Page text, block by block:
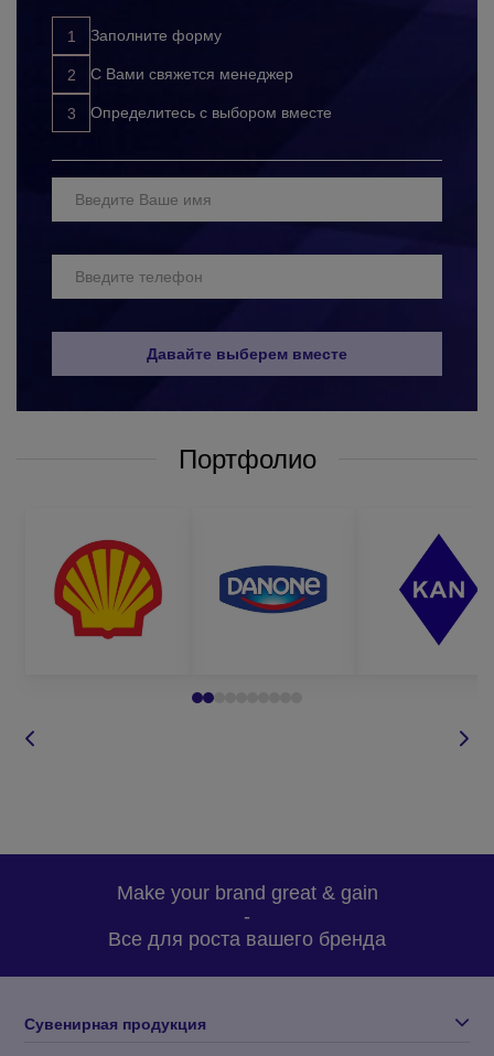
повышаете лояльность к компании сбоку сотрудников;
развиваете корпоративную культуру;
продвигаете свой бренд с помощью дополнительной
рекламы.
Выбор материалов для пошива или изготовления сигнальных
изделия должны быть максимально качественными и
человека в движениях. Качественные материалы и технологии
пошива светоотражающих кепок оптом не позволят
дискомфорт от ношения таких изделий. Конечно, очень
сложно определить универсальный состав защитной одежды,
который подошел бы всем. Но самыми распространенными
светоотражающие штаны;
комбинезоны сигнальные.
Все это лишь небольшой список того, чем можно обезопасить
ваших сотрудников от травмирования на рабочем месте. На
нашем сайте представлен широкий ассортимент рабочей
Где заказать качественные сигнальные
износостойкостью, а также оригинальным кроем и дизайном,
что делает нашу продукцию такой востребованной и
уникальной. Заказывая пошив рабочей одежды у нас, Вы
Заполните форму
С Вами свяжется менеджер
Определитесь с выбором вместе
Давайте выберем вместе
Портфолио
Make your brand great & gain
-
Все для роста вашего бренда
Сувенирная продукция